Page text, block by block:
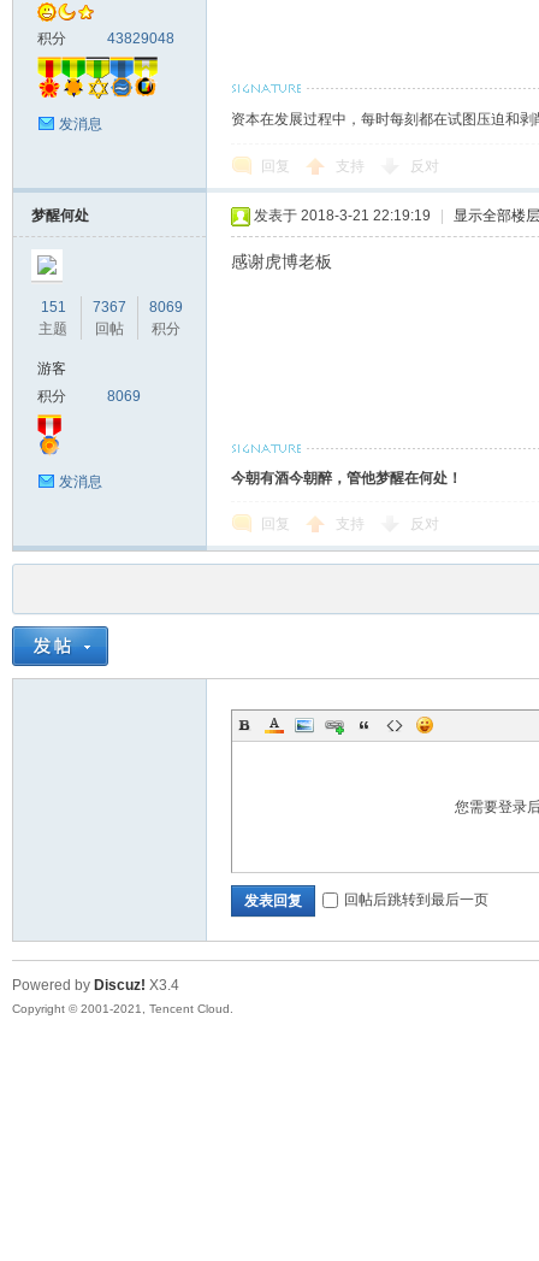
积分 43829048
发消息 资本在发展过程中，每时每刻都在试图压迫和
回复 支持 反对
梦醒何处
151
主题
7367
回帖
8069
积分
游客
积分
8069
发消息
发表于 2018-3-21 22:19:19 显示全部楼层
感谢虎博老板
今朝有酒今朝醉，管他梦醒在何处！
回复 支持 反对
您需要登录
发表回复 回帖后跳转到最后一页
Powered by Discuz! X3.4
Copyright © 2001-2021, Tencent Cloud.